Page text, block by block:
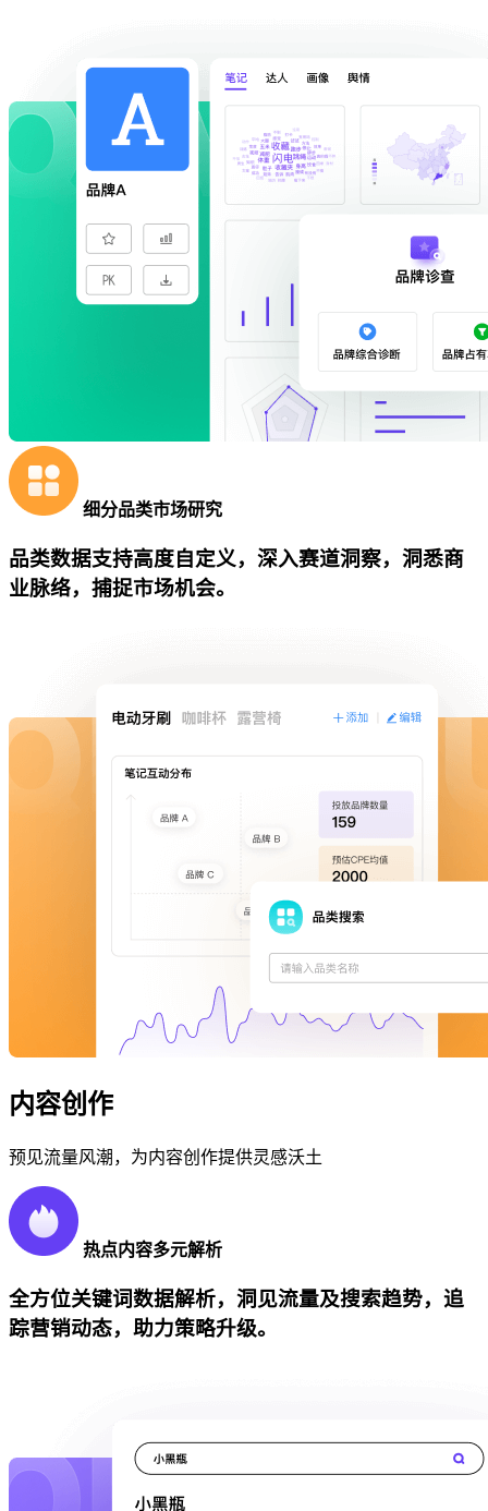
细分品类市场研究
品类数据支持高度自定义，深入赛道洞察，洞悉商
业脉络，捕捉市场机会。
内容创作
预见流量风潮，为内容创作提供灵感沃土
热点内容多元解析
全方位关键词数据解析，洞见流量及搜索趋势，追
踪营销动态，助力策略升级。